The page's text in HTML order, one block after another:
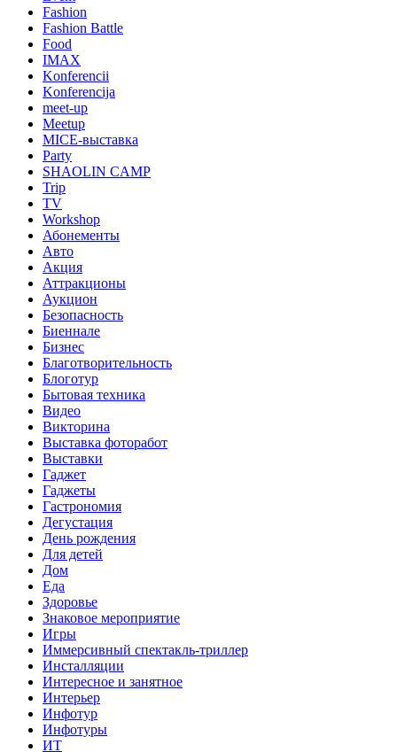
Fashion
Fashion Battle
Food
IMAX
Konferencii
Konferencija
meet-up
Meetup
MICE-выставка
Party
SHAOLIN CAMP
Trip
TV
Workshop
Абонементы
Авто
Акция
Аттракционы
Аукцион
Безопасность
Биеннале
Бизнес
Благотворительность
Блоготур
Бытовая техника
Видео
Викторина
Выставка фоторабот
Выставки
Гаджет
Гаджеты
Гастрономия
Дегустация
День рождения
Для детей
Дом
Еда
Здоровье
Знаковое мероприятие
Игры
Иммерсивный спектакль-триллер
Инсталляции
Интересное и занятное
Интерьер
Инфотур
Инфотуры
ИТ